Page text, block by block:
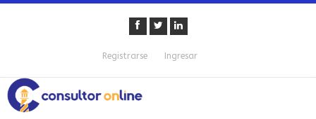
Registrarse Ingresar